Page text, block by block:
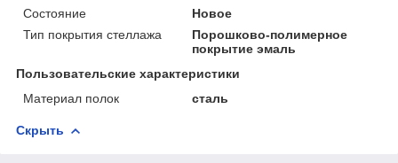
Состояние
Новое
Тип покрытия стеллажа
Порошково-полимерное
покрытие эмаль
Пользовательские характеристики
Материал полок
сталь
Скрыть